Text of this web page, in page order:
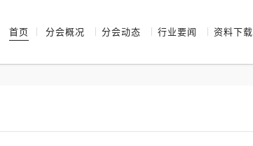
首页 分会概况 分会动态 行业要闻 资料下载